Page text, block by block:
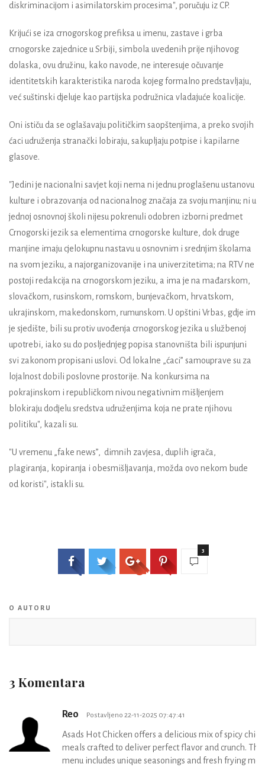
diskriminacijom i asimilatorskim procesima", poručuju iz CP.
Krijući se iza crnogorskog prefiksa u imenu, zastave i grba
crnogorske zajednice u Srbiji, simbola uvedenih prije njihovog
dolaska, ovu družinu, kako navode, ne interesuje očuvanje
identitetskih karakteristika naroda kojeg formalno predstavljaju,
već suštinski djeluje kao partijska podružnica vladajuće koalicije.
Oni ističu da se oglašavaju političkim saopštenjima, a preko svojih
ćaci udruženja stranački lobiraju, sakupljaju potpise i kapilarne
glasove.
"Jedini je nacionalni savjet koji nema ni jednu proglašenu ustanovu
kulture i obrazovanja od nacionalnog značaja za svoju manjinu; ni u
jednoj osnovnoj školi nijesu pokrenuli odobren izborni predmet
Crnogorski jezik sa elementima crnogorske kulture, dok druge
manjine imaju cjelokupnu nastavu u osnovnim i srednjim školama
na svom jeziku, a najorganizovanije i na univerzitetima; na RTV ne
postoji redakcija na crnogorskom jeziku, a ima je na mađarskom,
slovačkom, rusinskom, romskom, bunjevačkom, hrvatskom,
ukrajinskom, makedonskom, rumunskom. U opštini Vrbas, gdje im
je sjedište, bili su protiv uvođenja crnogorskog jezika u službenoj
upotrebi, iako su do posljednjeg popisa stanovništa bili ispunjuni
svi zakonom propisani uslovi. Od lokalne „ćaci” samouprave su za
lojalnost dobili poslovne prostorije. Na konkursima na
pokrajinskom i republičkom nivou negativnim mišljenjem
blokiraju dodjelu sredstva udruženjima koja ne prate njihovu
politiku", kazali su.
"U vremenu „fake news”, dimnih zavjesa, duplih igrača,
plagiranja, kopiranja i obesmišljavanja, možda ovo nekom bude
od koristi", istakli su.
3
O AUTORU
3 Komentara
Reo Postavljeno 22-11-2025 07:47:41
Asads Hot Chicken offers a delicious mix of spicy
meals crafted to deliver perfect flavor and crunch.
menu includes unique seasonings and fresh frying